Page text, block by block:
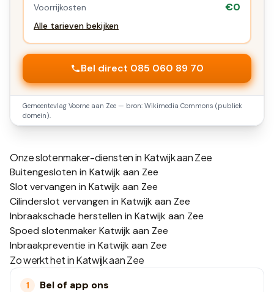
Voorrijkosten €0
Alle tarieven bekijken
Bel direct 085 060 89 70
Gemeentevlag Voorne aan Zee — bron: Wikimedia Commons (publiek
domein).
Onze slotenmaker-diensten in Katwijk aan Zee
Buitengesloten in Katwijk aan Zee
Slot vervangen in Katwijk aan Zee
Cilinderslot vervangen in Katwijk aan Zee
Inbraakschade herstellen in Katwijk aan Zee
Spoed slotenmaker Katwijk aan Zee
Inbraakpreventie in Katwijk aan Zee
Zo werkt het inKatwijk aan Zee
1 Bel of app ons